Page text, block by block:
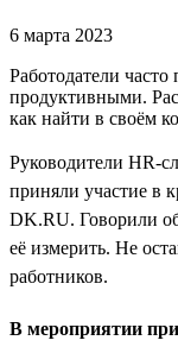
6 марта 2023
Работодатели
продуктивными.
как найти в своём
Руководители HR-
приняли участие в
DK.RU. Говорили
её измерить. Не
работников.
В мероприятии